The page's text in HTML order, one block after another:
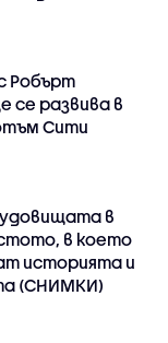
Робърт
се развива в
Сити
в
в което
историята и
(СНИМКИ)